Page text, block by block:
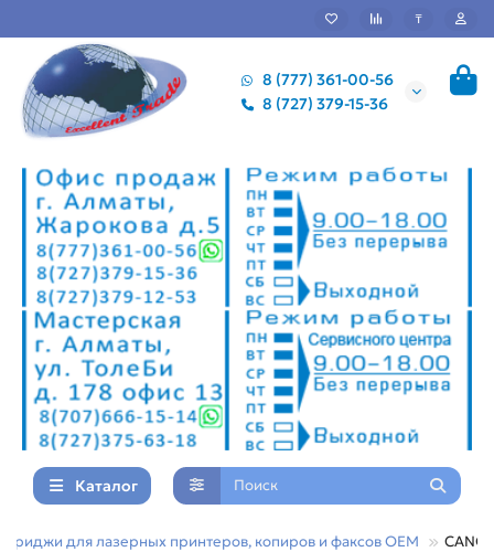
₸
8 (777) 361-00-56
8 (727) 379-15-36
Каталог
для лазерных принтеров, копиров и факсов OEM